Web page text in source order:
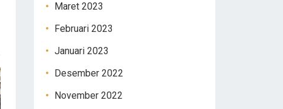
Maret 2023
Februari 2023
Januari 2023
Desember 2022
November 2022